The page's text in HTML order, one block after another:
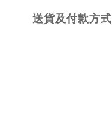
送貨及付款方式